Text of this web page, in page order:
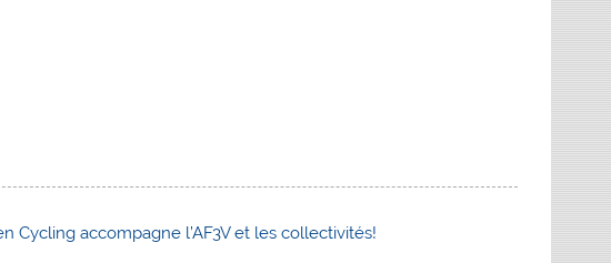
Cycling accompagne l’AF3V et les collectivités!